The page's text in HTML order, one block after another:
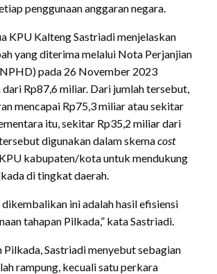
penggunaan anggaran negara.
KPU Kalteng Sastriadi menjelaskan
yang diterima melalui Nota Perjanjian
pada 26 November 2023
Rp87,6 miliar. Dari jumlah tersebut,
mencapai Rp75,3 miliar atau sekitar
itu, sekitar Rp35,2 miliar dari
digunakan dalam skemacost
kabupaten/kota untuk mendukung
di tingkat daerah.
dikembalikan ini adalah hasil efisiensi
tahapan Pilkada,” kata Sastriadi.
Pilkada, Sastriadi menyebut sebagian
rampung, kecuali satu perkara